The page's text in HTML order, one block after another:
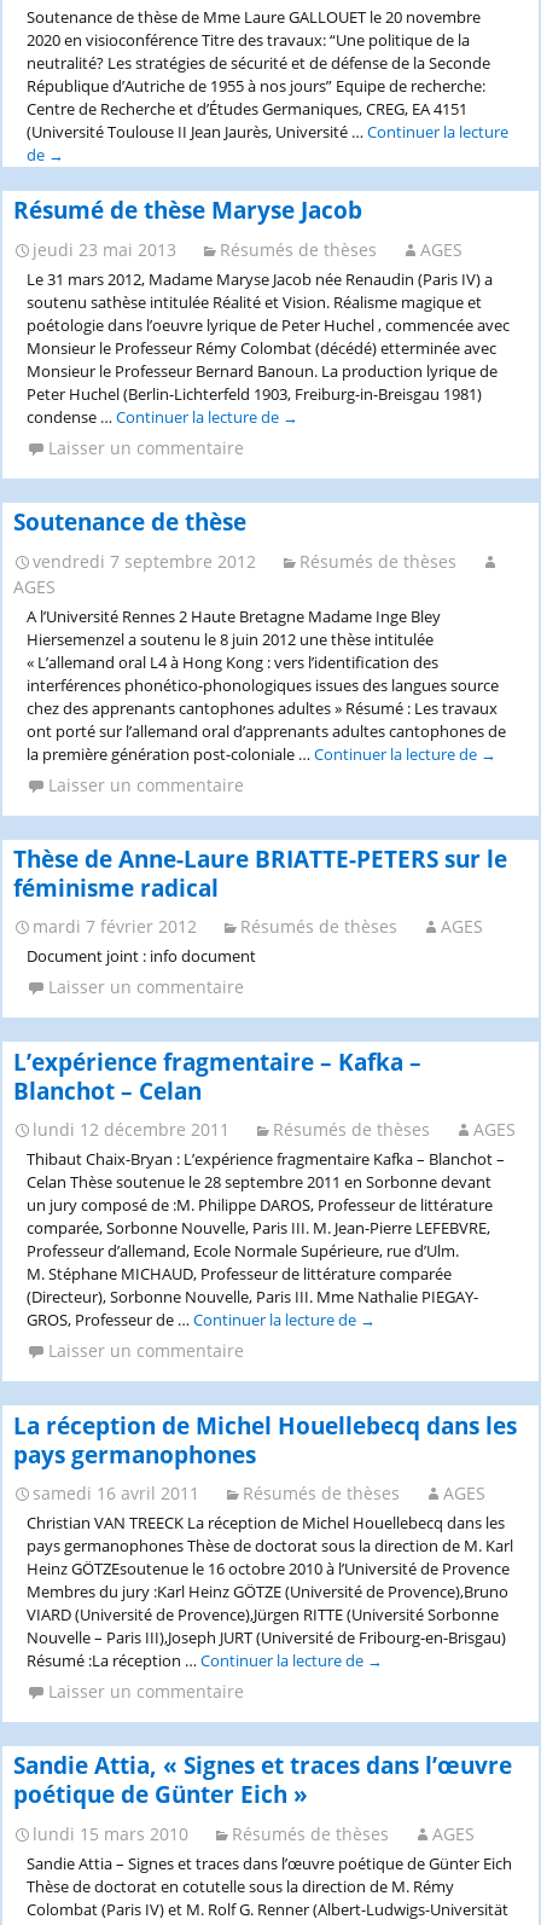
2020
Soutenance de thèse de Mme Laure GALLOUET le 20 novembre
2020 en visioconférence Titre des travaux: “Une politique de la
neutralité? Les stratégies de sécurité et de défense de la Seconde
République d’Autriche de 1955 à nos jours” Equipe de recherche:
Centre de Recherche et d’Études Germaniques, CREG, EA 4151
(Université Toulouse II Jean Jaurès, Université …Continuer la lecture
de Soutenance
thèse_Laure
Gallouët_”Une
politique
de
la
neutralité?
Les
stratégies
de
sécurité
et
de
défense
de
la
République
d’Autriche
de
1955
à
nos
jours”_Université
Toulouse
II
Jean
Jaurès_20
novembre
2020
→
Résumé de thèse Maryse Jacob
jeudi 23 mai 2013 Résumés de thèses AGES
Le 31 mars 2012, Madame Maryse Jacob née Renaudin (Paris IV) a
soutenu sathèse intitulée Réalité et Vision. Réalisme magique et
poétologie dans l’oeuvre lyrique de Peter Huchel , commencée avec
Monsieur le Professeur Rémy Colombat (décédé) etterminée avec
Monsieur le Professeur Bernard Banoun. La production lyrique de
Peter Huchel (Berlin-Lichterfeld 1903, Freiburg-in-Breisgau 1981)
condense …Continuer la lecture de Résumé
Maryse
Jacob
→
Laisser un commentaire
Soutenance de thèse
vendredi 7 septembre 2012
Résumés de thèses
AGES
A l’Université Rennes 2 Haute Bretagne Madame Inge Bley
Hiersemenzel a soutenu le 8 juin 2012 une thèse intitulée
« L’allemand oral L4 à Hong Kong : vers l’identification des
interférences phonético-phonologiques issues des langues source
chez des apprenants cantophones adultes » Résumé : Les travaux
ont porté sur l’allemand oral d’apprenants adultes cantophones de
la première génération post-coloniale …Continuer la lecture de →
Laisser un commentaire
Thèse de Anne-Laure BRIATTE-PETERS sur le
féminisme radical
mardi 7 février 2012 Résumés de thèses AGES
Document joint : info document
Laisser un commentaire
L’expérience fragmentaire – Kafka –
Blanchot – Celan
lundi 12 décembre 2011 Résumés de thèses AGES
Thibaut Chaix-Bryan : L’expérience fragmentaire Kafka – Blanchot –
Celan Thèse soutenue le 28 septembre 2011 en Sorbonne devant
un jury composé de :M. Philippe DAROS, Professeur de littérature
comparée, Sorbonne Nouvelle, Paris III. M. Jean-Pierre LEFEBVRE,
Professeur d’allemand, Ecole Normale Supérieure, rue d’Ulm.
M. Stéphane MICHAUD, Professeur de littérature comparée
(Directeur), Sorbonne Nouvelle, Paris III. Mme Nathalie PIEGAY-
GROS, Professeur de …Continuer la lecture de L’expérience
Kafka
–
Blanchot
→
Laisser un commentaire
La réception de Michel Houellebecq dans les
pays germanophones
samedi 16 avril 2011 Résumés de thèses AGES
Christian VAN TREECK La réception de Michel Houellebecq dans les
pays germanophones Thèse de doctorat sous la direction de M. Karl
Heinz GÖTZEsoutenue le 16 octobre 2010 à l’Université de Provence
Membres du jury :Karl Heinz GÖTZE (Université de Provence),Bruno
VIARD (Université de Provence),Jürgen RITTE (Université Sorbonne
Nouvelle – Paris III),Joseph JURT (Université de Fribourg-en-Brisgau)
Résumé :La réception …Continuer la lecture de La
Michel
Houellebecq
dans
germanophones
→
Laisser un commentaire
Sandie Attia, « Signes et traces dans l’œuvre
poétique de Günter Eich »
lundi 15 mars 2010 Résumés de thèses AGES
Sandie Attia – Signes et traces dans l’œuvre poétique de Günter Eich
Thèse de doctorat en cotutelle sous la direction de M. Rémy
Colombat (Paris IV) et M. Rolf G. Renner (Albert-Ludwigs-Universität